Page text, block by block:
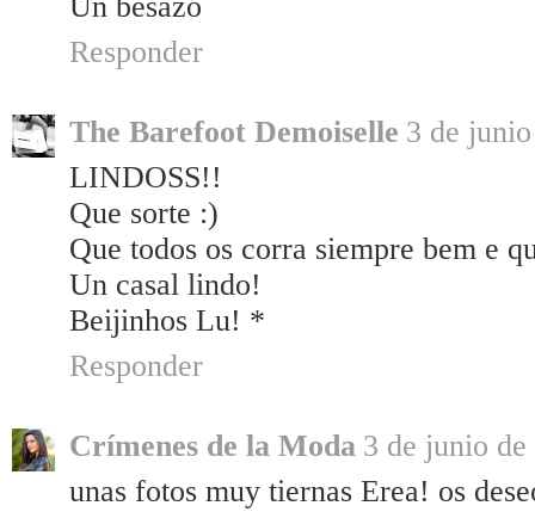
Responder
The Barefoot Demoiselle 3 de
LINDOSS!!
Que sorte :)
Que todos os corra siempre bem e
Un casal lindo!
Beijinhos Lu! *
Responder
Crímenes de la Moda 3 de junio
unas fotos muy tiernas Erea! os